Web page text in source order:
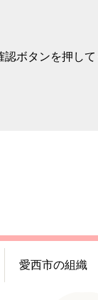
ボタンを押して
愛西市の組織